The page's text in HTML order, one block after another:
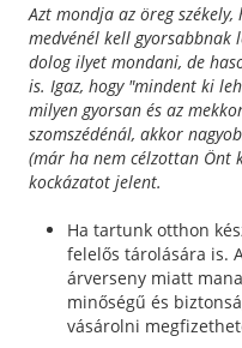
Azt mondja az öreg
medvénél kell gyorsabbnak
dolog ilyet mondani, de
is. Igaz, hogy "mindent ki
milyen gyorsan és az
szomszédénál, akkor
(már ha nem célzottan Önt
kockázatot jelent.
Ha tartunk otthon
felelős tárolására is.
árverseny miatt
minőségű és
vásárolni